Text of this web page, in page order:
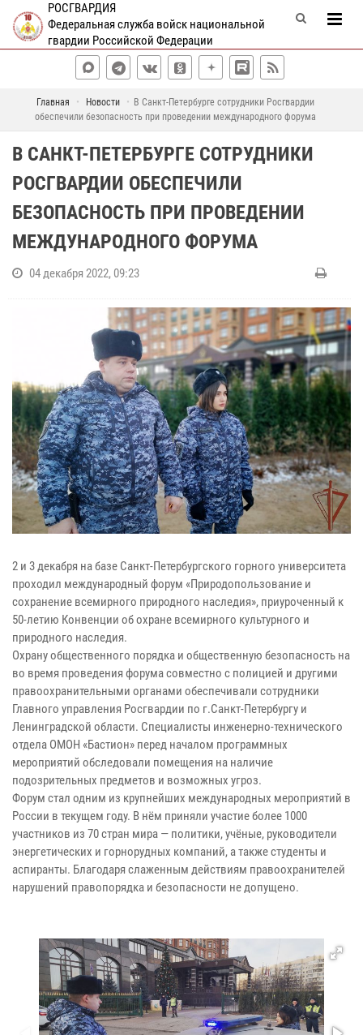
РОСГВАРДИЯ
Федеральная служба войск национальной
гвардии Российской Федерации
Главная Новости
В Санкт-Петербурге сотрудники Росгвардии
обеспечили безопасность при проведении международного форума
В САНКТ-ПЕТЕРБУРГЕ СОТРУДНИКИ
РОСГВАРДИИ ОБЕСПЕЧИЛИ
БЕЗОПАСНОСТЬ ПРИ ПРОВЕДЕНИИ
МЕЖДУНАРОДНОГО ФОРУМА
04 декабря 2022, 09:23
2 и 3 декабря на базе Санкт-Петербургского горного университета
проходил международный форум «Природопользование и
сохранение всемирного природного наследия», приуроченный к
50-летию Конвенции об охране всемирного культурного и
природного наследия.
Охрану общественного порядка и общественную безопасность на
во время проведения форума совместно с полицией и другими
правоохранительными органами обеспечивали сотрудники
Главного управления Росгвардии по г.Санкт-Петербургу и
Ленинградской области. Специалисты инженерно-технического
отдела ОМОН «Бастион» перед началом программных
мероприятий обследовали помещения на наличие
подозрительных предметов и возможных угроз.
Форум стал одним из крупнейших международных мероприятий в
России в текущем году. В нём приняли участие более 1000
участников из 70 стран мира — политики, учёные, руководители
энергетических и горнорудных компаний, а также студенты и
аспиранты. Благодаря слаженным действиям правоохранителей
нарушений правопорядка и безопасности не допущено.